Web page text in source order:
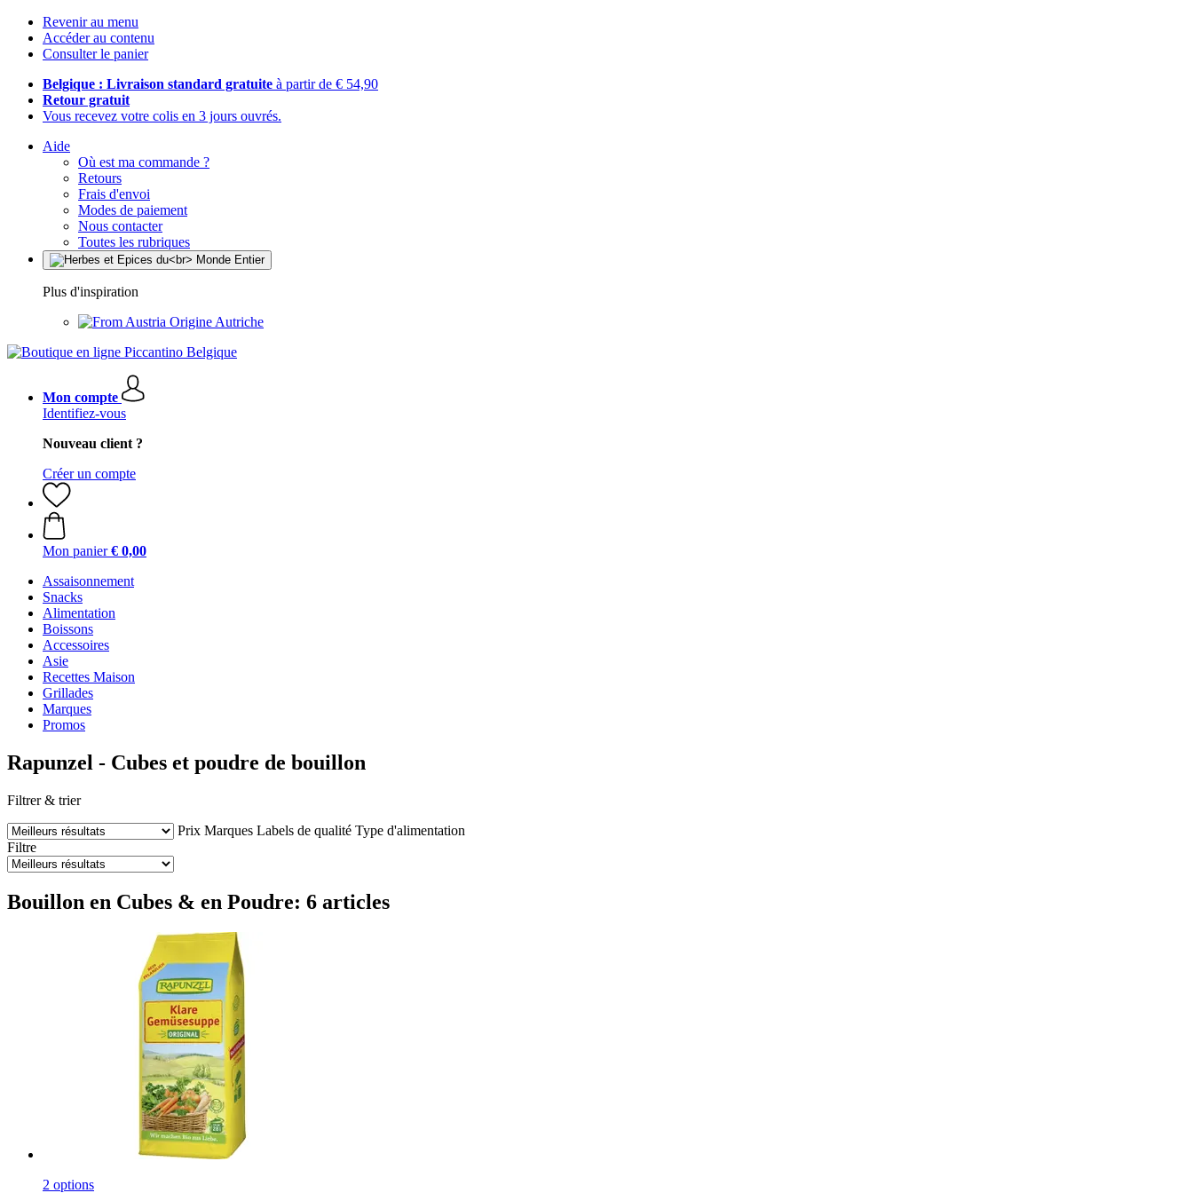
Revenir au menu
Accéder au contenu
Consulter le panier
Belgique : Livraison standard gratuite à partir de € 54,90
Retour gratuit
Vous recevez votre colis en 3 jours ouvrés.
Aide
Où est ma commande ?
Retours
Frais d'envoi
Modes de paiement
Nous contacter
Toutes les rubriques
Plus d'inspiration
Origine Autriche
Mon compte
Identifiez-vous
Nouveau client ?
Créer un compte
Mon panier € 0,00
Assaisonnement
Snacks
Alimentation
Boissons
Accessoires
Asie
Recettes Maison
Grillades
Marques
Promos
Rapunzel - Cubes et poudre de bouillon
Filtrer & trier
Prix Marques Labels de qualité Type d'alimentation
Filtre
Bouillon en Cubes & en Poudre: 6 articles
2 options